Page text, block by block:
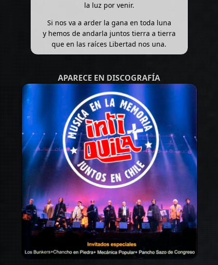
la luz por venir.
Si nos va a arder la gana en toda luna
y hemos de andarla juntos tierra a tierra
que en las raíces Libertad nos una.
APARECE EN DISCOGRAFÍA